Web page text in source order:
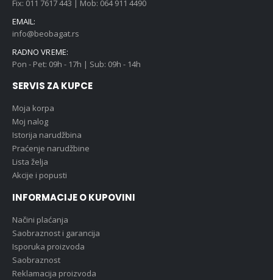
Fix: 011 7617 443 | Mob: 064 911 4490
EMAIL:
info@beobagat.rs
RADNO VREME:
Pon - Pet: 09h - 17h | Sub: 09h - 14h
SERVIS ZA KUPCE
Moja korpa
Moj nalog
Istorija narudžbina
Praćenje narudžbine
Lista želja
Akcije i popusti
INFORMACIJE O KUPOVINI
Načini plaćanja
Saobraznost i garancija
Isporuka proizvoda
Saobraznost
Reklamacija proizvoda